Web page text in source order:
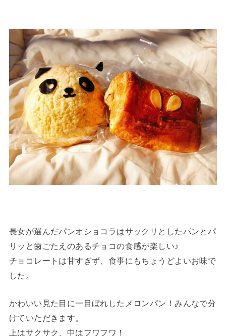
長女が選んだパンオショコラはサックリとしたパンとパ
リッと歯ごたえのあるチョコの食感が楽しい♪
チョコレートは甘すぎず、食事にもちょうどよいお味で
した。
かわいい見た目に一目ぼれしたメロンパン！みんなで分
けていただきます。
上はサクサク、中はフワフワ！